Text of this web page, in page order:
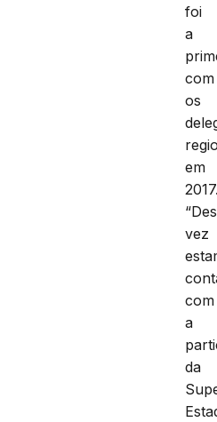
foi
a
com
os
em
vez
com
a
da